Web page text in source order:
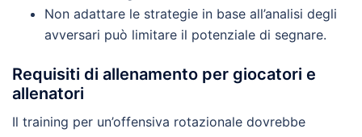
Non adattare le strategie in base all’analisi degli
avversari può limitare il potenziale di segnare.
Requisiti di allenamento per giocatori e
allenatori
Il training per un’offensiva rotazionale dovrebbe